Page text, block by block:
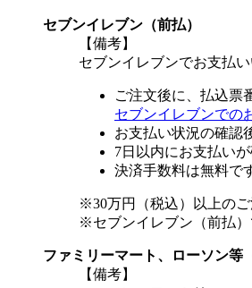
セブンイレブン（前払）
【備考】
セブンイレブンでお支払い
ご注文後に、払込票
セブンイレブンでの
お支払い状況の確認
7日以内にお支払い
決済手数料は無料で
※30万円（税込）以上のご
※セブンイレブン（前払
ファミリーマート、ローソン等
【備考】